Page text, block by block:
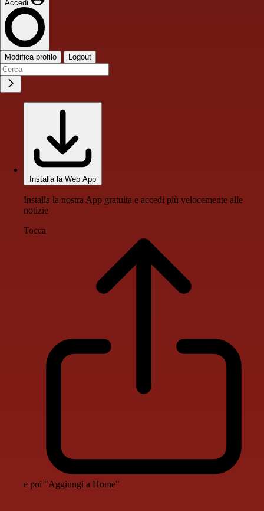
Accedi
Modifica profilo Logout
Installa la Web App
Installa la nostra App gratuita e accedi più velocemente alle
notizie
Tocca
e poi "Aggiungi a Home"